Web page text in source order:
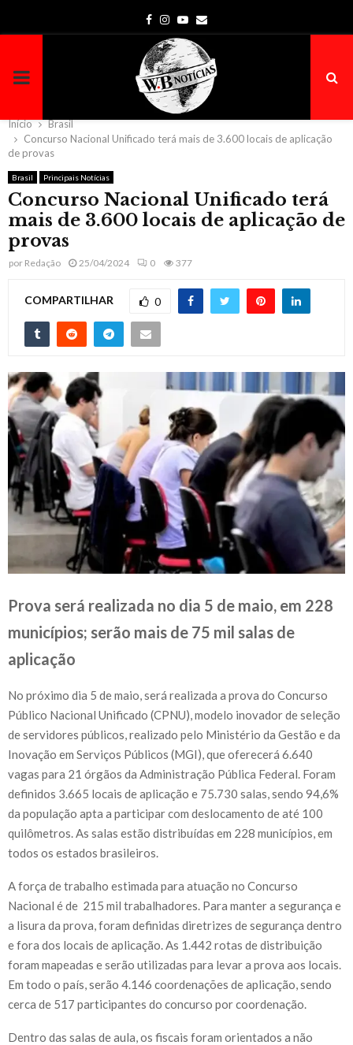
Facebook
Instagram
Youtube
Email
PRIMARY
MENU
Início
Brasil
Concurso Nacional Unificado terá mais de 3.600 locais de aplicação
de provas
Brasil Principais Notícias
Concurso Nacional Unificado terá
mais de 3.600 locais de aplicação de
provas
por Redação 25/04/2024 0 377
COMPARTILHAR 0
Prova será realizada no dia 5 de maio, em 228
municípios; serão mais de 75 mil salas de
aplicação
No próximo dia 5 de maio, será realizada a prova do Concurso
Público Nacional Unificado (CPNU), modelo inovador de seleção
de servidores públicos, realizado pelo Ministério da Gestão e da
Inovação em Serviços Públicos (MGI), que oferecerá 6.640
vagas para 21 órgãos da Administração Pública Federal. Foram
definidos 3.665 locais de aplicação e 75.730 salas, sendo 94,6%
da população apta a participar com deslocamento de até 100
quilômetros. As salas estão distribuídas em 228 municípios, em
todos os estados brasileiros.
A força de trabalho estimada para atuação no Concurso
Nacional é de 215 mil trabalhadores. Para manter a segurança e
a lisura da prova, foram definidas diretrizes de segurança dentro
e fora dos locais de aplicação. As 1.442 rotas de distribuição
foram mapeadas e serão utilizadas para levar a prova aos locais.
Em todo o país, serão 4.146 coordenações de aplicação, sendo
cerca de 517 participantes do concurso por coordenação.
Dentro das salas de aula, os fiscais foram orientados a não